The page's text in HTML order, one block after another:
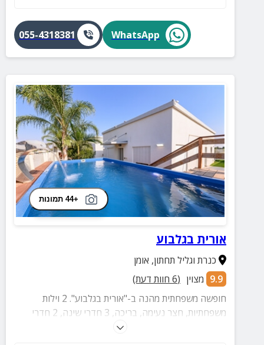
ומפנקת בלי דאגות.
WhatsApp
055-4318381
+44 תמונות
אורית בגלבוע
כנרת וגליל תחתון, אומן
9.9 מצוין (
6 חוות דעת)
חופשה משפחתית מהנה ב-"אורית בגלבוע". 2 וילות
משפחתיות, חצר נעימה, בריכה, 3 חדרי שינה, 2 חדרי
רחצה, מטבח מאובזר לבישול, פינות ישיבה,שולחן אוכל,